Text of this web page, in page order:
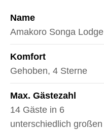
Name
Amakoro Songa Lodge
Komfort
Gehoben, 4 Sterne
Max. Gästezahl
14 Gäste in 6
unterschiedlich großen